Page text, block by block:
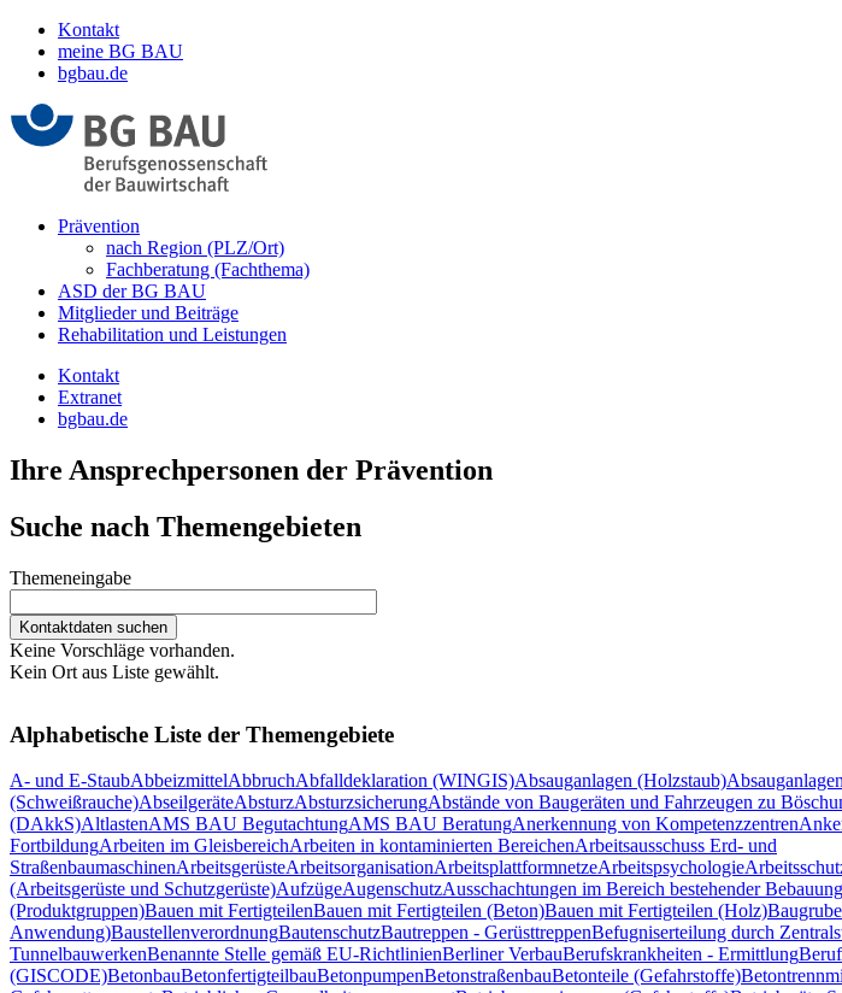
Kontakt
meine BG BAU
bgbau.de
Prävention
nach Region (PLZ/Ort)
Fachberatung (Fachthema)
ASD der BG BAU
Mitglieder und Beiträge
Rehabilitation und Leistungen
Kontakt
Extranet
bgbau.de
Ihre Ansprechpersonen der Prävention
Suche nach Themengebieten
Themeneingabe
Keine Vorschläge vorhanden.
Kein Ort aus Liste gewählt.
Alphabetische Liste der Themengebiete
A- und E-StaubAbbeizmittelAbbruchAbfalldeklaration (WINGIS)Absauganlagen (Holzstaub)
(Schweißrauche)AbseilgeräteAbsturzAbsturzsicherungAbstände von Baugeräten und Fahrzeugen zu
(DAkkS)AltlastenAMS BAU BegutachtungAMS BAU BeratungAnerkennung von Kompetenzzentren
FortbildungArbeiten im GleisbereichArbeiten in kontaminierten BereichenArbeitsausschuss Erd- und
StraßenbaumaschinenArbeitsgerüsteArbeitsorganisationArbeitsplattformnetzeArbeitspsychologie
(Arbeitsgerüste und Schutzgerüste)AufzügeAugenschutzAusschachtungen im Bereich bestehender Bebauung
(Produktgruppen)Bauen mit FertigteilenBauen mit Fertigteilen (Beton)Bauen mit Fertigteilen (Holz)
Anwendung)BaustellenverordnungBautenschutzBautreppen - GerüsttreppenBefugniserteilung durch
TunnelbauwerkenBenannte Stelle gemäß EU-RichtlinienBerliner VerbauBerufskrankheiten - Ermittlung
(GISCODE)BetonbauBetonfertigteilbauBetonpumpenBetonstraßenbauBetonteile (Gefahrstoffe)